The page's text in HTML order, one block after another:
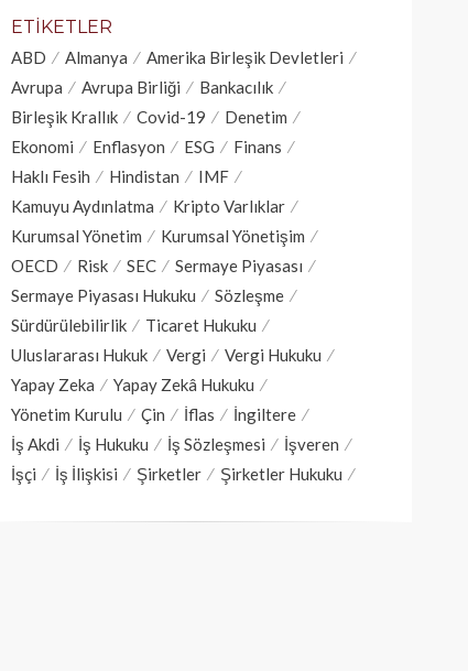
ETIKETLER
ABD Almanya
Amerika Birleşik Devletleri
Avrupa
Avrupa Birliği
Bankacılık
Birleşik Krallık
Covid-19
Denetim
Ekonomi
Enflasyon ESG
Finans
Haklı Fesih
Hindistan
IMF
Kamuyu Aydınlatma
Kripto Varlıklar
Kurumsal Yönetim
Kurumsal Yönetişim
OECD
Risk SEC
Sermaye Piyasası
Sermaye Piyasası Hukuku
Sözleşme
Sürdürülebilirlik
Ticaret Hukuku
Uluslararası Hukuk
Vergi
Vergi Hukuku
Yapay Zeka
Yapay Zekâ Hukuku
Yönetim Kurulu
Çin İflas
İngiltere
İş Akdi
İş Hukuku İş Sözleşmesi
İşveren
İşçi
İş İlişkisi Şirketler Şirketler Hukuku